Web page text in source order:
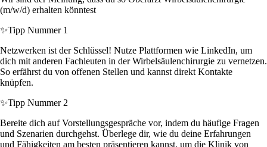
(m/w/d) erhalten könntest
✨Tipp Nummer 1
Netzwerken ist der Schlüssel! Nutze Plattformen wie LinkedIn, um
dich mit anderen Fachleuten in der Wirbelsäulenchirurgie zu vernetzen.
So erfährst du von offenen Stellen und kannst direkt Kontakte
knüpfen.
✨Tipp Nummer 2
Bereite dich auf Vorstellungsgespräche vor, indem du häufige Fragen
und Szenarien durchgehst. Überlege dir, wie du deine Erfahrungen
und Fähigkeiten am besten präsentieren kannst, um die Klinik von